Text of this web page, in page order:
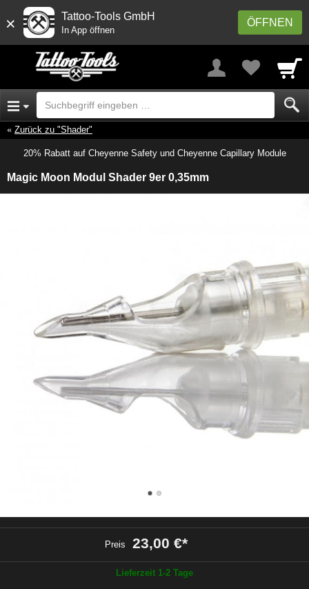
× ÖFFNEN
Tattoo-Tools GmbH
In App öffnen
Zurück zu "Shader"
20% Rabatt auf Cheyenne Safety und Cheyenne Capillary Module
Magic Moon Modul Shader 9er 0,35mm
Preis 23,00 €*
Lieferzeit 1-2 Tage